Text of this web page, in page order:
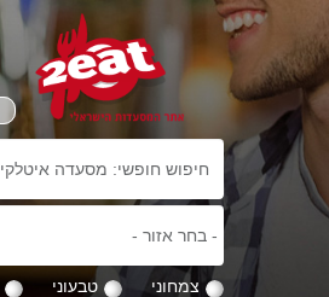
צמחוני טבעוני